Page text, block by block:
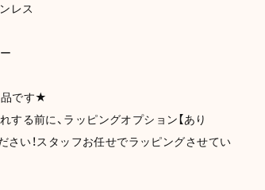
レス
です★
する前に、ラッピングオプション【あり
さい！スタッフお任せでラッピングさせてい